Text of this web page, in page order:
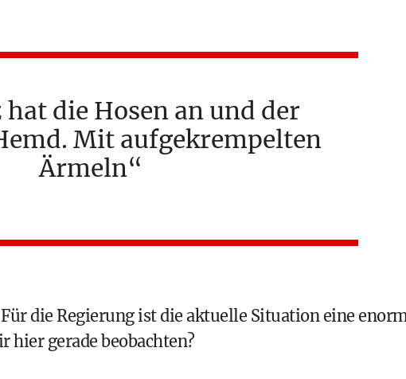
die Hosen an und der
Mit aufgekrempelten
Ärmeln
die Regierung ist die aktuelle Situation eine
hier gerade beobachten?